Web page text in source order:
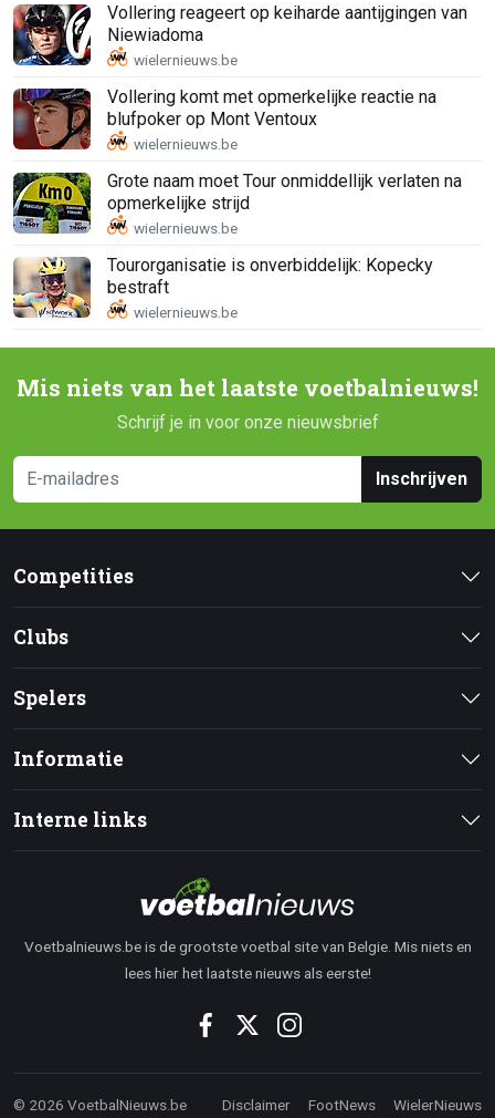
Vollering reageert op keiharde aantijgingen van
Niewiadoma
Vollering komt met opmerkelijke reactie na
blufpoker op Mont Ventoux
Grote naam moet Tour onmiddellijk verlaten na
opmerkelijke strijd
Tourorganisatie is onverbiddelijk: Kopecky
bestraft
Mis niets van het laatste voetbalnieuws!
Schrijf je in voor onze nieuwsbrief
Inschrijven
Competities
Clubs
Spelers
Informatie
Interne links
Voetbalnieuws.be is de grootste voetbal site van Belgie. Mis niets en
lees hier het laatste nieuws als eerste!
© 2026 VoetbalNieuws.be Disclaimer FootNews WielerNieuws